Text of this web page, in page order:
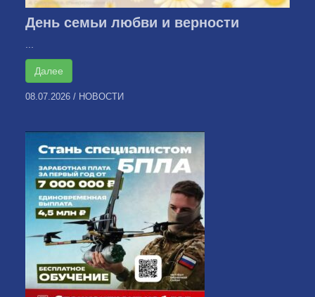
День семьи любви и верности
Далее
08.07.2026 / НОВОСТИ